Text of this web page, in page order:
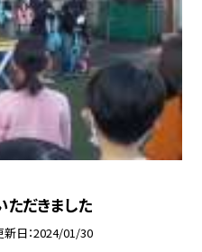
ただきました
新日 2024/01/30